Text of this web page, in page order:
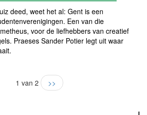
deed, weet het al: Gent is een
Een van die
voor de liefhebbers van creatief
Praeses Sander Potier legt uit waar
1 van 2 >>